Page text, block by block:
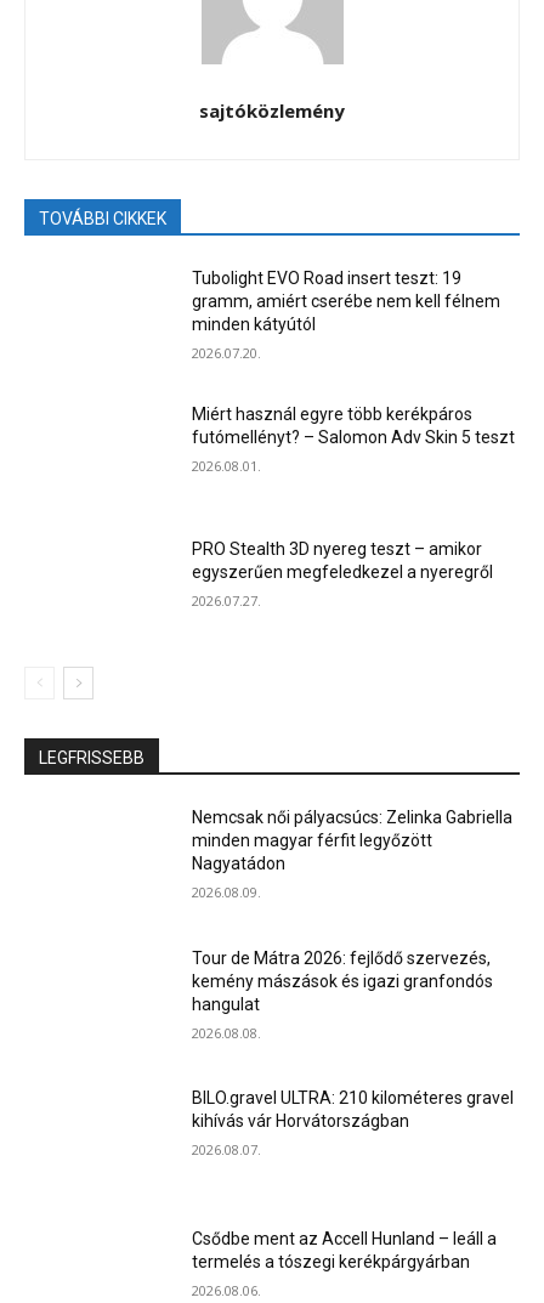
sajtóközlemény
TOVÁBBI CIKKEK
Tubolight EVO Road insert teszt: 19
gramm, amiért cserébe nem kell félnem
minden kátyútól
2026.07.20.
Miért használ egyre több kerékpáros
futómellényt? – Salomon Adv Skin 5 teszt
2026.08.01.
PRO Stealth 3D nyereg teszt – amikor
egyszerűen megfeledkezel a nyeregről
2026.07.27.
LEGFRISSEBB
Nemcsak női pályacsúcs: Zelinka Gabriella
minden magyar férfit legyőzött
Nagyatádon
2026.08.09.
Tour de Mátra 2026: fejlődő szervezés,
kemény mászások és igazi granfondós
hangulat
2026.08.08.
BILO.gravel ULTRA: 210 kilométeres gravel
kihívás vár Horvátországban
2026.08.07.
Csődbe ment az Accell Hunland – leáll a
termelés a tószegi kerékpárgyárban
2026.08.06.